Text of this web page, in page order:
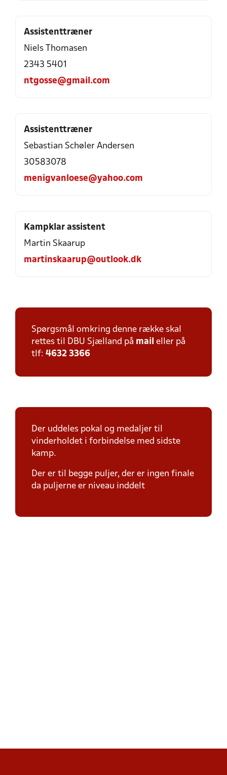
Assistenttræner
Niels Thomasen
2343 5401
ntgosse@gmail.com
Assistenttræner
Sebastian Schøler Andersen
30583078
menigvanloese@yahoo.com
Kampklar assistent
Martin Skaarup
martinskaarup@outlook.dk
Spørgsmål omkring denne række skal
rettes til DBU Sjælland på mail eller på
tlf: 4632 3366
Der uddeles pokal og medaljer til
vinderholdet i forbindelse med sidste
kamp.
Der er til begge puljer, der er ingen finale
da puljerne er niveau inddelt